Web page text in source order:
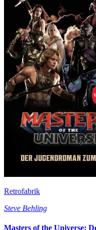
Retrofabrik
Steve Behling
Masters of the Universe: